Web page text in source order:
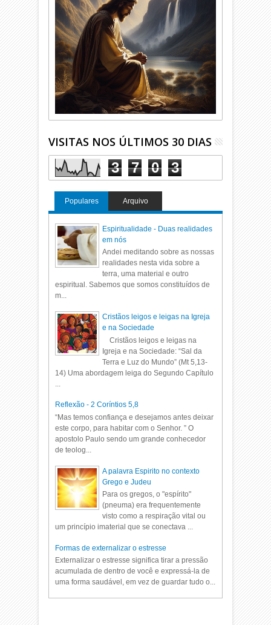
VISITAS NOS ÚLTIMOS 30 DIAS
3 7 0 3
Populares Arquivo
Espiritualidade - Duas realidades
em nós
Andei meditando sobre as nossas
realidades nesta vida sobre a
terra, uma material e outro
espiritual. Sabemos que somos constituídos de
m...
Cristãos leigos e leigas na Igreja
e na Sociedade
Cristãos leigos e leigas na
Igreja e na Sociedade: “Sal da
Terra e Luz do Mundo” (Mt 5,13-
14) Uma abordagem leiga do Segundo Capítulo
Reflexão - 2 Coríntios 5,8
“Mas temos confiança e desejamos antes deixar
este corpo, para habitar com o Senhor. ” O
apostolo Paulo sendo um grande conhecedor
de teolog...
A palavra Espirito no contexto
Grego e Judeu
Para os gregos, o "espírito"
(pneuma) era frequentemente
visto como a respiração vital ou
um princípio imaterial que se conectava ...
Formas de externalizar o estresse
Externalizar o estresse significa tirar a pressão
acumulada de dentro de você e expressá-la de
uma forma saudável, em vez de guardar tudo o...